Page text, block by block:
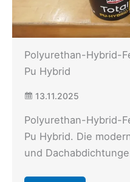
Polyurethan-Hybrid-
Pu Hybrid
13.11.2025
Polyurethan-Hybrid-
Pu Hybrid. Die
und